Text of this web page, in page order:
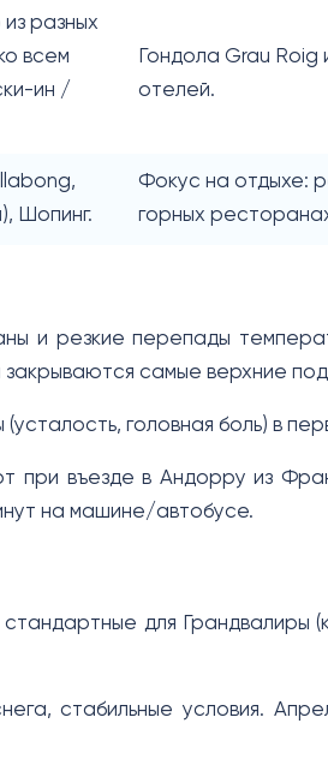
разных
всем
ин /
Гондола Grau Roig
отелей.
Шопинг.
Фокус на отдыхе:
горных
и резкие перепады
самые верхние
головная боль) в
при въезде в Андорру из
на машине/автобусе.
для Грандвалиры
стабильные условия.